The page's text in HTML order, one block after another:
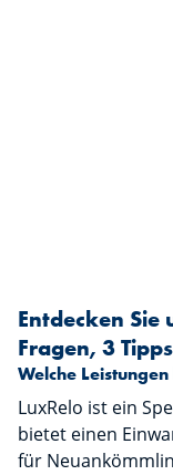
Entdecken Sie
Fragen, 3 Tipps
Welche
LuxRelo ist ein
bietet einen
für